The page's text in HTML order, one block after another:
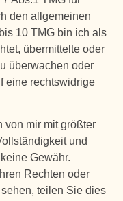
den allgemeinen
10 TMG bin ich als
übermittelte oder
überwachen oder
eine rechtswidrige
von mir mit größter
und
Gewähr.
Rechten oder
teilen Sie dies